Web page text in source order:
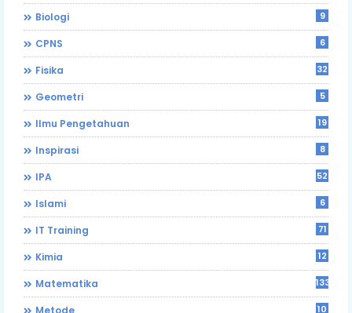
Biologi 9
CPNS 6
Fisika 32
Geometri 5
Ilmu Pengetahuan 19
Inspirasi 8
IPA 52
Islami 6
IT Training 71
Kimia 12
Matematika 133
Metode 10